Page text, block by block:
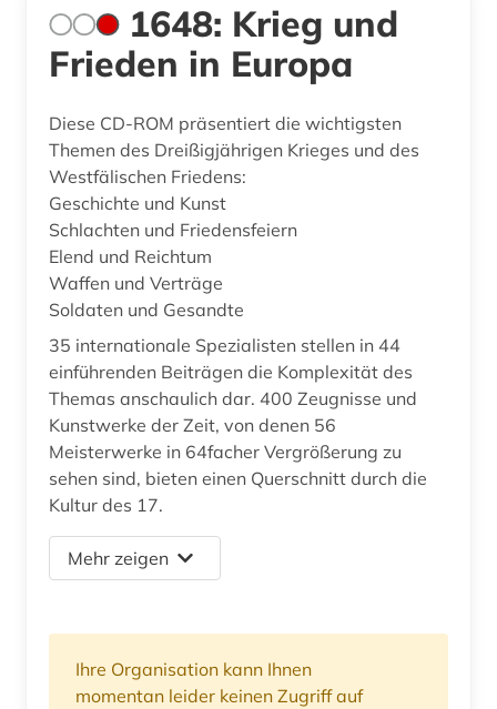
1648: Krieg und
Frieden in Europa
Diese CD-ROM präsentiert die wichtigsten
Themen des Dreißigjährigen Krieges und des
Westfälischen Friedens:
Geschichte und Kunst
Schlachten und Friedensfeiern
Elend und Reichtum
Waffen und Verträge
Soldaten und Gesandte
35 internationale Spezialisten stellen in 44
einführenden Beiträgen die Komplexität des
Themas anschaulich dar. 400 Zeugnisse und
Kunstwerke der Zeit, von denen 56
Meisterwerke in 64facher Vergrößerung zu
sehen sind, bieten einen Querschnitt durch die
Kultur des 17.
Mehr zeigen
Ihre Organisation kann Ihnen
momentan leider keinen Zugriff auf